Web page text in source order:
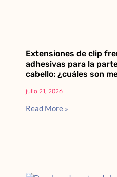
Extensiones de clip
adhesivas para la
cabello: ¿cuáles son
julio 21, 2026
Read More »